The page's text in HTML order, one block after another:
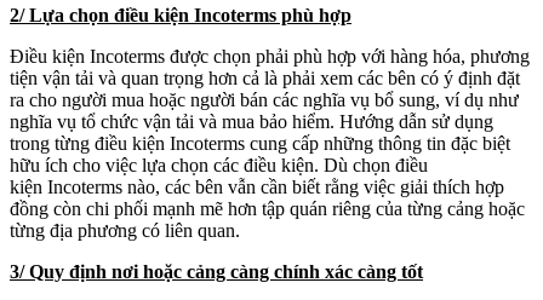
2/ Lựa chọn điều kiện Incoterms phù hợp
Điều kiện Incoterms được chọn phải phù hợp với hàng hóa, phương
tiện vận tải và quan trọng hơn cả là phải xem các bên có ý định đặt
ra cho người mua hoặc người bán các nghĩa vụ bổ sung, ví dụ như
nghĩa vụ tổ chức vận tải và mua bảo hiểm. Hướng dẫn sử dụng
trong từng điều kiện Incoterms cung cấp những thông tin đặc biệt
hữu ích cho việc lựa chọn các điều kiện. Dù chọn điều
kiện Incoterms nào, các bên vẫn cần biết rằng việc giải thích hợp
đồng còn chi phối mạnh mẽ hơn tập quán riêng của từng cảng hoặc
từng địa phương có liên quan.
3/ Quy định nơi hoặc cảng càng chính xác càng tốt